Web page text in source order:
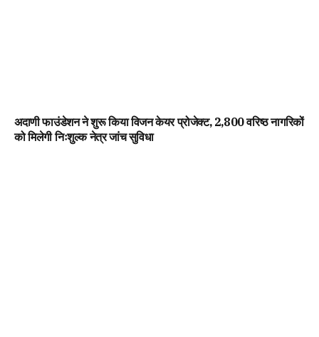
अदाणी फाउंडेशन ने शुरू किया विजन केयर प्रोजेक्ट, 2,800 वरिष्ठ नागरिकों
को मिलेगी निःशुल्क नेत्र जांच सुविधा